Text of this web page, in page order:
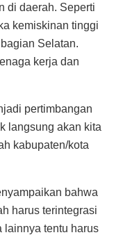
di daerah. Seperti
kemiskinan tinggi
Selatan.
kerja dan
pertimbangan
langsung akan kita
kabupaten/kota
bahwa
harus terintegrasi
lainnya tentu harus